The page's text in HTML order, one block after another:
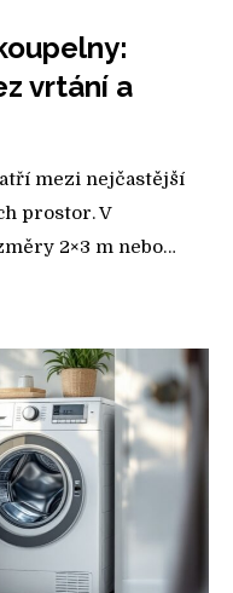
vrtání a
mezi nejčastější
prostor. V
2×3 m nebo…